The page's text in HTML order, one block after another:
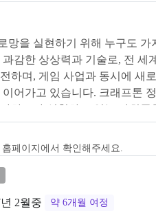
망을 실현하기 위해 누구도 가
감한 상상력과 기술로, 전 세
하며, 게임 사업과 동시에 새
어가고 있습니다. 크래프톤
하고자 실천하고 있는 사회공
립된 시설입니다. SW·AI, 게
미래의 기술 인재를 양성하고
페이지에서 확인해주세요.
내를 제공한다.
2월중 약 6개월 여정